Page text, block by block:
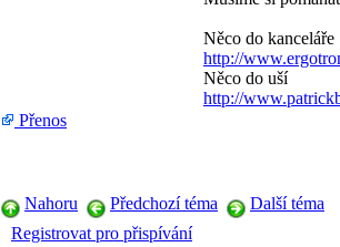
Něco do kanceláře
http://
Něco do uší
http://
Přenos
Nahoru Předchozí téma Další téma
Registrovat pro přispívání